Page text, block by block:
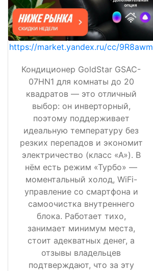
https://market.yandex.ru/cc/9R8awm
Кондиционер GoldStar GSAC-
07HN1 для комнаты до 20
квадратов — это отличный
выбор: он инверторный,
поэтому поддерживает
идеальную температуру без
резких перепадов и экономит
электричество (класс «А»). В
нём есть режим «Турбо» —
моментальный холод, WiFi-
управление со смартфона и
самоочистка внутреннего
блока. Работает тихо,
занимает минимум места,
стоит адекватных денег, а
отзывы владельцев
подтверждают, что за эту